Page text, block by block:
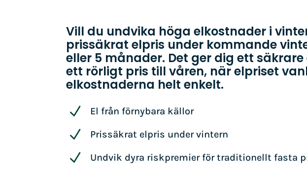
Vill du undvika höga elkostnader i
prissäkrat elpris under kommande
eller 5 månader. Det ger dig ett
ett rörligt pris till våren, när elpriset
elkostnaderna helt enkelt.
N El från förnybara källor
N Prissäkrat elpris under vintern
N Undvik dyra riskpremier för traditionellt fasta